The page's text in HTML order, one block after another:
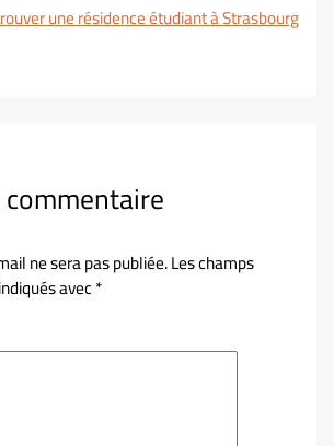
une résidence étudiant à Strasbourg
ne sera pas publiée.Les champs
avec*